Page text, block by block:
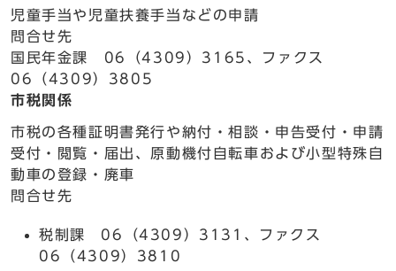
児童手当や児童扶養手当などの申請
問合せ先
国民年金課 06（4309）3165、ファクス
06（4309）3805
市税関係
市税の各種証明書発行や納付・相談・申告受付・申請
受付・閲覧・届出、原動機付自転車および小型特殊自
動車の登録・廃車
問合せ先
税制課 06（4309）3131、ファクス
06（4309）3810